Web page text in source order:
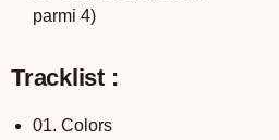
parmi 4)
Tracklist :
01. Colors